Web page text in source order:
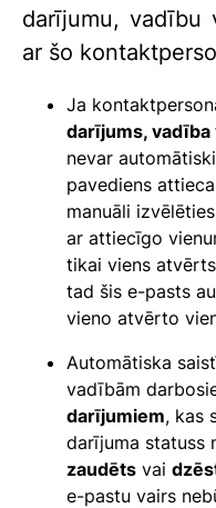
darījumu, vadību
ar šo
Ja
darījums,
nevar
pavediens
manuāli
ar attiecīgo
tikai viens
tad šis e-pasts
vieno atvērto
Automātiska
vadībām
darījumiem, kas
darījuma statuss
zaudēts vai
e-pastu vairs